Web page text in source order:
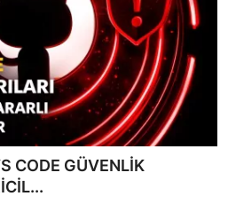
CODE GÜVENLİK